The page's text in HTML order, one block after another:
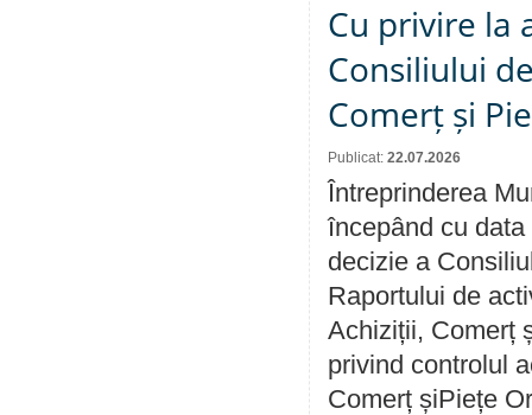
Cu privire la
Consiliului
Comerț și
Publicat: 22.07.2026
Întreprinderea
începând cu
decizie a
Raportului de
Achiziții, Comerț
privind controlul
Comerț șiPiețe